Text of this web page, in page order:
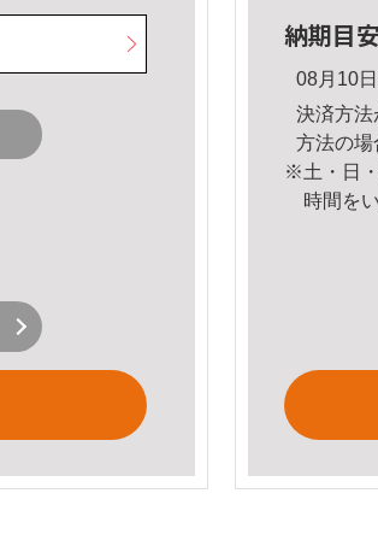
納期目
08月10
決済方法
方法の場
※土・日
時間を